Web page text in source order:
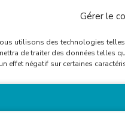
Gérer le
utilisons des technologies
de traiter des données telles
effet négatif sur certaines